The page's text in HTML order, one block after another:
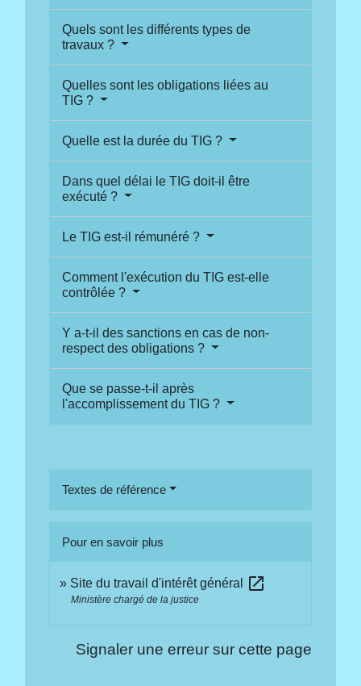
Quels sont les différents types de
travaux ?
Quelles sont les obligations liées au
TIG ?
Quelle est la durée du TIG ?
Dans quel délai le TIG doit-il être
exécuté ?
Le TIG est-il rémunéré ?
Comment l'exécution du TIG est-elle
contrôlée ?
Y a-t-il des sanctions en cas de non-
respect des obligations ?
Que se passe-t-il après
l'accomplissement du TIG ?
Textes de référence
Pour en savoir plus
Site du travail d'intérêt général open_in_new
Ministère chargé de la justice
Signaler une erreur sur cette page